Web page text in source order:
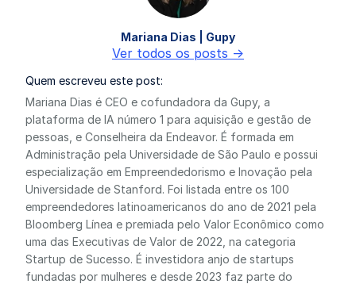
Mariana Dias | Gupy
Ver todos os posts ->
Quem escreveu este post:
Mariana Dias é CEO e cofundadora da Gupy, a
plataforma de IA número 1 para aquisição e gestão de
pessoas, e Conselheira da Endeavor. É formada em
Administração pela Universidade de São Paulo e possui
especialização em Empreendedorismo e Inovação pela
Universidade de Stanford. Foi listada entre os 100
empreendedores latinoamericanos do ano de 2021 pela
Bloomberg Línea e premiada pelo Valor Econômico como
uma das Executivas de Valor de 2022, na categoria
Startup de Sucesso. É investidora anjo de startups
fundadas por mulheres e desde 2023 faz parte do